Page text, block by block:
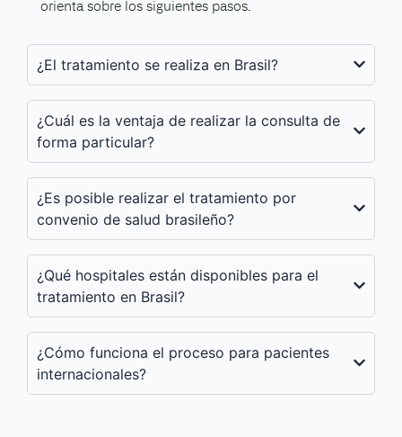
orienta sobre los siguientes pasos.
¿El tratamiento se realiza en Brasil?
¿Cuál es la ventaja de realizar la consulta de
forma particular?
¿Es posible realizar el tratamiento por
convenio de salud brasileño?
¿Qué hospitales están disponibles para el
tratamiento en Brasil?
¿Cómo funciona el proceso para pacientes
internacionales?